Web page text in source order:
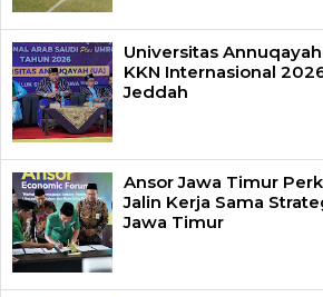
Universitas
KKN Internasional
Jeddah
Ansor Jawa Timur
Jalin Kerja Sama
Jawa Timur